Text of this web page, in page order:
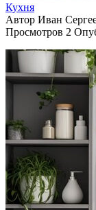
Кухня
Автор Иван
Просмотров 2